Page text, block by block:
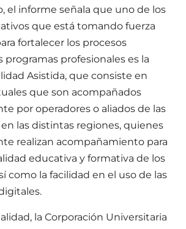
el informe señala que uno de los
que está tomando fuerza
fortalecer los procesos
programas profesionales es la
Asistida, que consiste en
que son acompañados
por operadores o aliados de las
las distintas regiones, quienes
realizan acompañamiento para
educativa y formativa de los
como la facilidad en el uso de las
la Corporación Universitaria